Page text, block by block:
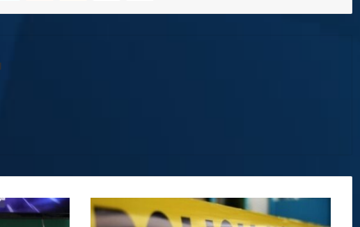
Sujetos
disparan